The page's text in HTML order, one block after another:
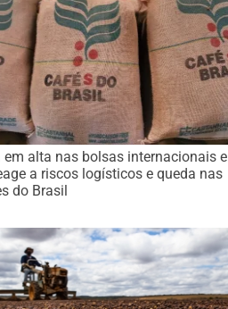
em alta nas bolsas internacionais e
a riscos logísticos e queda nas
do Brasil